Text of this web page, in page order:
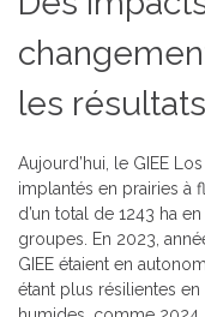
les
Aujourd’hui, le GIEE
implantés en prairies à
d’un total de 1243 ha
groupes. En 2023,
GIEE étaient en
étant plus résilientes